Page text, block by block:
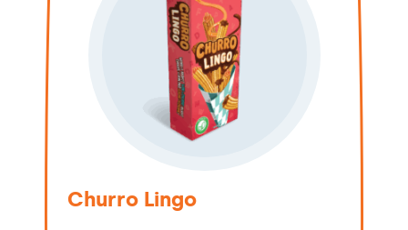
Churro Lingo